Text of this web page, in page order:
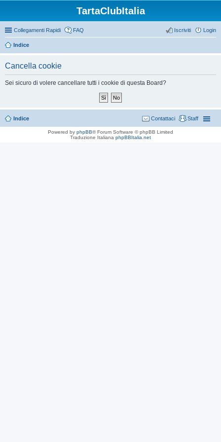
TartaClubItalia
Collegamenti Rapidi FAQ Login
Iscriviti
Indice
Cancella cookie
Sei sicuro di volere cancellare tutti i cookie di questa Board?
Indice Staff
Contattaci
Powered by phpBB® Forum Software © phpBB Limited
Traduzione Italiana phpBBItalia.net